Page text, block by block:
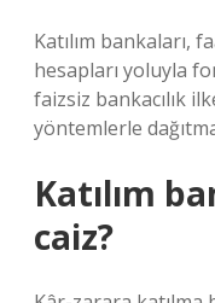
Katılım bankaları,
hesapları yoluyla
faizsiz bankacılık
yöntemlerle
Katılım
caiz?